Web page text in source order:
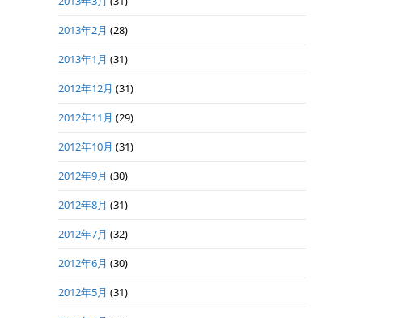
2013年2月 (28)
2013年1月 (31)
2012年12月 (31)
2012年11月 (29)
2012年10月 (31)
2012年9月 (30)
2012年8月 (31)
2012年7月 (32)
2012年6月 (30)
2012年5月 (31)